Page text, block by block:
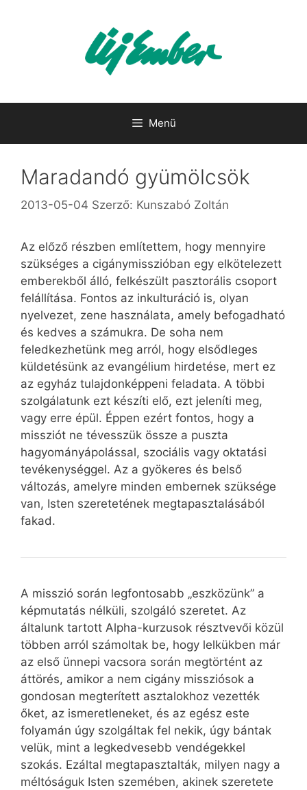
Menü
Maradandó gyümölcsök
2013-05-04 Szerző: Kunszabó Zoltán
Az előző részben említettem, hogy mennyire
szükséges a cigánymisszióban egy elkötelezett
emberekből álló, felkészült pasztorális csoport
felállítása. Fontos az inkulturáció is, olyan
nyelvezet, zene használata, amely befogadható
és kedves a számukra. De soha nem
feledkezhetünk meg arról, hogy elsődleges
küldetésünk az evangélium hirdetése, mert ez
az egyház tulajdonképpeni feladata. A többi
szolgálatunk ezt készíti elő, ezt jeleníti meg,
vagy erre épül. Éppen ezért fontos, hogy a
missziót ne tévesszük össze a puszta
hagyományápolással, szociális vagy oktatási
tevékenységgel. Az a gyökeres és belső
változás, amelyre minden embernek szüksége
van, Isten szeretetének megtapasztalásából
fakad.
A misszió során legfontosabb „eszközünk” a
képmutatás nélküli, szolgáló szeretet. Az
általunk tartott Alpha-kurzusok résztvevői közül
többen arról számoltak be, hogy lelkükben már
az első ünnepi vacsora során megtörtént az
áttörés, amikor a nem cigány missziósok a
gondosan megterített asztalokhoz vezették
őket, az ismeretleneket, és az egész este
folyamán úgy szolgáltak fel nekik, úgy bántak
velük, mint a legkedvesebb vendégekkel
szokás. Ezáltal megtapasztalták, milyen nagy a
méltóságuk Isten szemében, akinek szeretete